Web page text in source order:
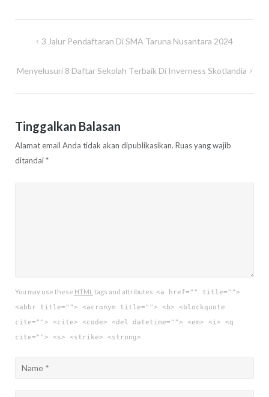
Navigasi
3 Jalur Pendaftaran Di SMA Taruna Nusantara 2024
Menyelusuri 8 Daftar Sekolah Terbaik Di Inverness Skotlandia
Tinggalkan Balasan
Alamat email Anda tidak akan dipublikasikan. Ruas yang wajib
ditandai*
You may use these HTML tags and attributes: <a href="" title="">
<abbr title=""> <acronym title=""> <b> <blockquote
cite=""> <cite> <code> <del datetime=""> <em> <i> <q
cite=""> <s> <strike> <strong>